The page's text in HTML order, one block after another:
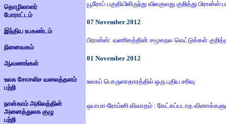
தொழிலாளர்
போராட்டம்
இந்திய உபகண்டம்
நினைவகம்
ஆவணங்கள்
உலக சோசலிச வலைத்தளம்
பற்றி
நான்காம் அகிலத்தின்
அனைத்துலக குழு
பற்றி
யூரோப் பகுதியிலிருந்து விலகுவது குறித்து பிரான்ஸ்
07 November 2012
பிரான்ஸ்: வணிகத்தின் சமூகநல வெட்டுக்கள்
01 November 2012
உலகப் பொருளாதாரத்தில் ஒரு புதிய சரிவு
ஒபாமா-ரோம்னி விவாதம் : கேட்கப்படாத